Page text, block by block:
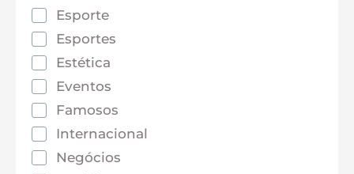
Esporte
Esportes
Estética
Eventos
Famosos
Internacional
Negócios